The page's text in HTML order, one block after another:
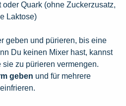
oder Quark (ohne Zuckerzusatz,
Laktose)
geben und pürieren, bis eine
Du keinen Mixer hast, kannst
zu pürieren vermengen.
geben und für mehrere